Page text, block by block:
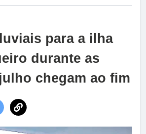
para a ilha
durante as
chegam ao fim